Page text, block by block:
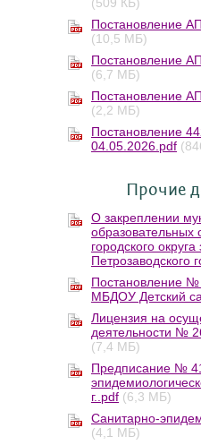
(509 КБ)
Постановление
(10,5 МБ)
Постановление
(6,7 МБ)
Постановление
(2,2 МБ)
Постановление
04.05.2026.pdf
Прочие
О закреплении
образовательных
городского
Петрозаводского
Постановление №
МБДОУ Детский
Лицензия на
деятельности №
(7,4 МБ)
Предписание №
г..pdf (6,3 МБ)
Санитарно-
(4,1 МБ)